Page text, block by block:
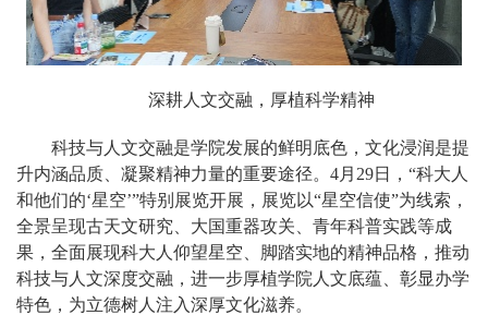
深耕人文交融，厚植科学精神
科技与人文交融是学院发展的鲜明底色，文化浸润是提
升内涵品质、凝聚精神力量的重要途径。4月29日，“科大人
和他们的‘星空’”特别展览开展，展览以“星空信使”为线索，
全景呈现古天文研究、大国重器攻关、青年科普实践等成
果，全面展现科大人仰望星空、脚踏实地的精神品格，推动
科技与人文深度交融，进一步厚植学院人文底蕴、彰显办学
特色，为立德树人注入深厚文化滋养。